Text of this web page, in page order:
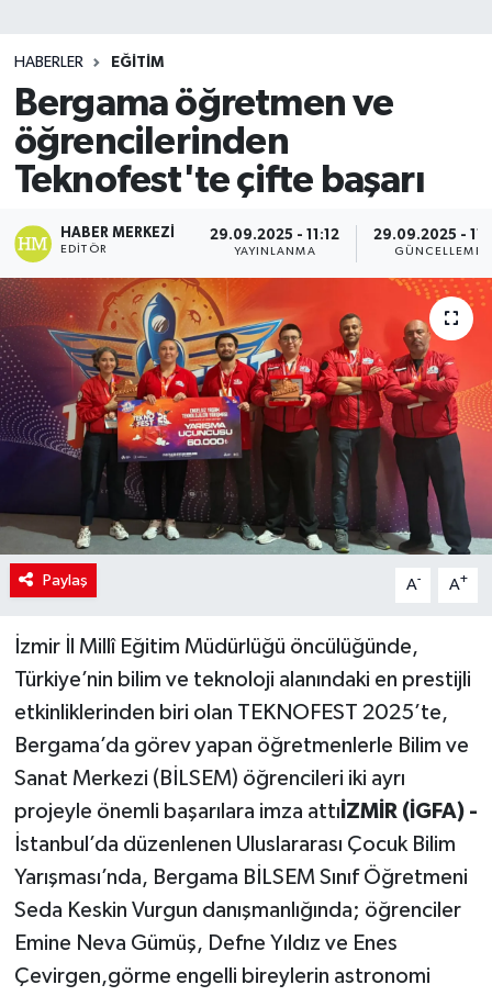
HABERLER EĞİTİM
Bergama öğretmen ve
öğrencilerinden
Teknofest'te çifte başarı
HABER MERKEZI
EDITÖR
29.09.2025 - 11:12
YAYINLANMA
29.09.2025 -
GÜNCELLEME
Paylaş A- A+
İzmir İl Millî Eğitim Müdürlüğü öncülüğünde,
Türkiye’nin bilim ve teknoloji alanındaki en prestijli
etkinliklerinden biri olan TEKNOFEST 2025’te,
Bergama’da görev yapan öğretmenlerle Bilim ve
Sanat Merkezi (BİLSEM) öğrencileri iki ayrı
projeyle önemli başarılara imza attı İZMİR (İGFA) -
İstanbul’da düzenlenen Uluslararası Çocuk Bilim
Yarışması’nda, Bergama BİLSEM Sınıf Öğretmeni
Seda Keskin Vurgun danışmanlığında; öğrenciler
Emine Neva Gümüş, Defne Yıldız ve Enes
Çevirgen,görme engelli bireylerin astronomi
Teknoloji
TRABZON